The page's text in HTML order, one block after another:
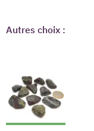
Autres choix :